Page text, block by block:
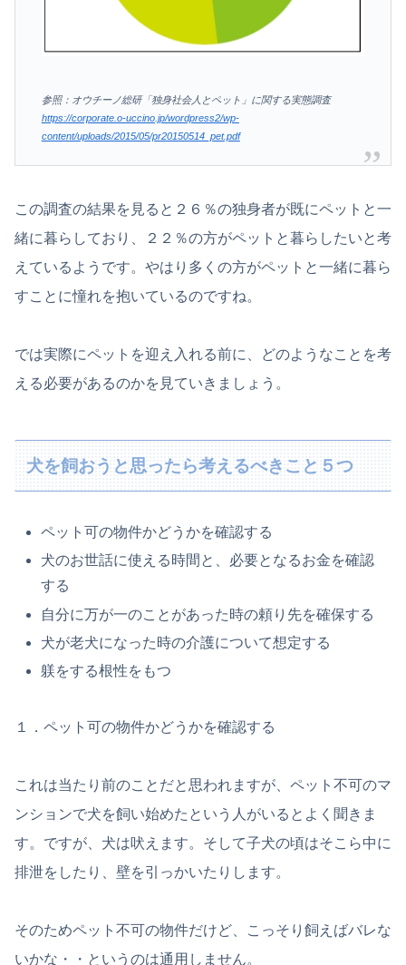
参照：オウチーノ総研「独身社会人とペット」に関する実態調査
https://corporate.o-uccino.jp/wordpress2/wp-
content/uploads/2015/05/pr20150514_pet.pdf
この調査の結果を見ると２６％の独身者が既にペットと一
緒に暮らしており、２２％の方がペットと暮らしたいと考
えているようです。やはり多くの方がペットと一緒に暮ら
すことに憧れを抱いているのですね。
では実際にペットを迎え入れる前に、どのようなことを考
える必要があるのかを見ていきましょう。
犬を飼おうと思ったら考えるべきこと５つ
ペット可の物件かどうかを確認する
犬のお世話に使える時間と、必要となるお金を確認
する
自分に万が一のことがあった時の頼り先を確保する
犬が老犬になった時の介護について想定する
躾をする根性をもつ
１．ペット可の物件かどうかを確認する
これは当たり前のことだと思われますが、ペット不可のマ
ンションで犬を飼い始めたという人がいるとよく聞きま
す。ですが、犬は吠えます。そして子犬の頃はそこら中に
排泄をしたり、壁を引っかいたりします。
そのためペット不可の物件だけど、こっそり飼えばバレな
いかな・・というのは通用しません。